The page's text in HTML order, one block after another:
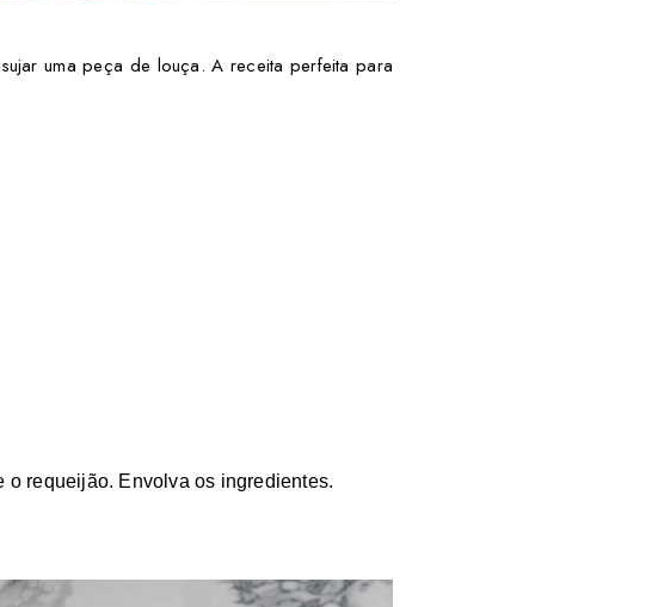
uma peça de louça. A receita perfeita para
o requeijão. Envolva os ingredientes.